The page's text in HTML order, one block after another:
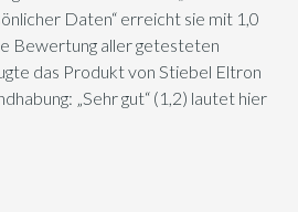
Daten“ erreicht sie mit 1,0
Bewertung aller getesteten
das Produkt von Stiebel Eltron
„Sehr gut“ (1,2) lautet hier